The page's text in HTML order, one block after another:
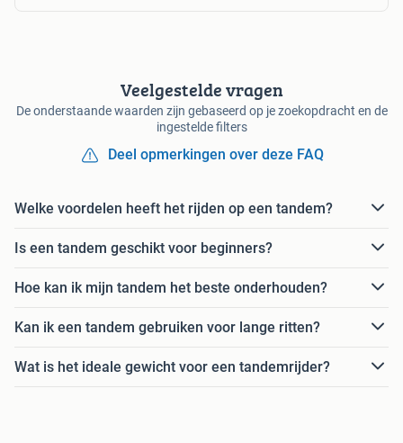
Veelgestelde vragen
De onderstaande waarden zijn gebaseerd op je zoekopdracht en de
ingestelde filters
Deel opmerkingen over deze FAQ
Welke voordelen heeft het rijden op een tandem?
Is een tandem geschikt voor beginners?
Hoe kan ik mijn tandem het beste onderhouden?
Kan ik een tandem gebruiken voor lange ritten?
Wat is het ideale gewicht voor een tandemrijder?